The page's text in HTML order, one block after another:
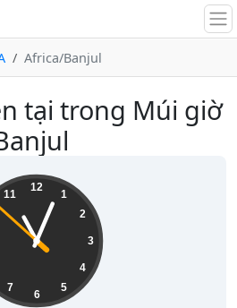
Africa/Banjul
tại trong Múi giờ
12
1
2
3
4
5
6
7
11